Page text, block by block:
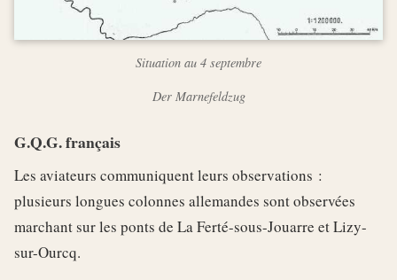
Situation au 4 septembre
Der Marnefeldzug
G.Q.G. français
Les aviateurs communiquent leurs observations :
plusieurs longues colonnes allemandes sont observées
marchant sur les ponts de La Ferté-sous-Jouarre et Lizy-
sur-Ourcq.